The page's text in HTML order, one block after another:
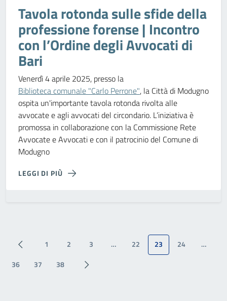
Tavola rotonda sulle sfide della
professione forense | Incontro
con l’Ordine degli Avvocati di
Bari
Venerdì 4 aprile 2025, presso la
Biblioteca comunale "Carlo Perrone", la Città di Modugno
ospita un'importante tavola rotonda rivolta alle
avvocate e agli avvocati del circondario. L’iniziativa è
promossa in collaborazione con la Commissione Rete
Avvocate e Avvocati e con il patrocinio del Comune di
Modugno
LEGGI DI PIÙ
1 2 3 … 22 23 24
…
36
37 38